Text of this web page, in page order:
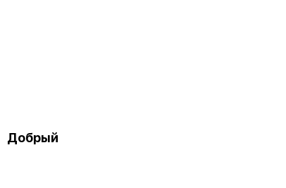
Добрый